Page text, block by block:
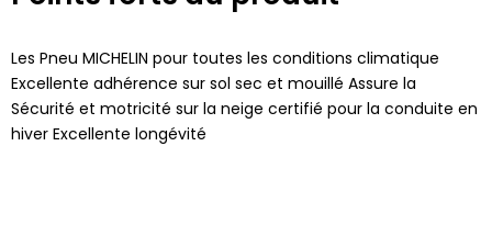
Les Pneu MICHELIN pour toutes les conditions climatique
Excellente adhérence sur sol sec et mouillé Assure la
Sécurité et motricité sur la neige certifié pour la conduite en
hiver Excellente longévité